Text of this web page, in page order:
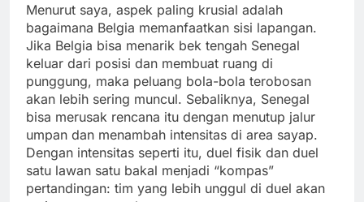
Menurut saya, aspek paling krusial adalah
bagaimana Belgia memanfaatkan sisi lapangan.
Jika Belgia bisa menarik bek tengah Senegal
keluar dari posisi dan membuat ruang di
punggung, maka peluang bola-bola terobosan
akan lebih sering muncul. Sebaliknya, Senegal
bisa merusak rencana itu dengan menutup jalur
umpan dan menambah intensitas di area sayap.
Dengan intensitas seperti itu, duel fisik dan duel
satu lawan satu bakal menjadi “kompas”
pertandingan: tim yang lebih unggul di duel akan